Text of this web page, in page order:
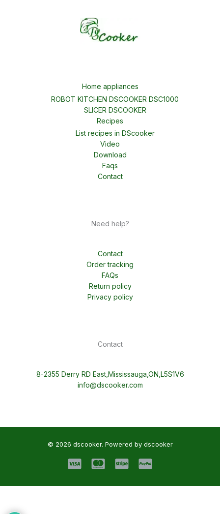
Home appliances
ROBOT KITCHEN DSCOOKER DSC1000
SLICER DSCOOKER
Recipes
List recipes in DScooker
Video
Download
Faqs
Contact
Need help?
Contact
Order tracking
FAQs
Return policy
Privacy policy
Contact
8-2355 Derry RD East,Mississauga,ON,L5S1V6
info@dscooker.com
© 2026 dscooker. Powered by dscooker